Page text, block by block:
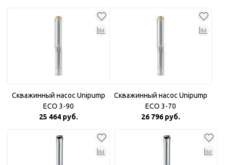
Скважинный насос Unipump
ECO 3-90
25 464 руб.
Скважинный насос Unipump
ECO 3-70
26 796 руб.